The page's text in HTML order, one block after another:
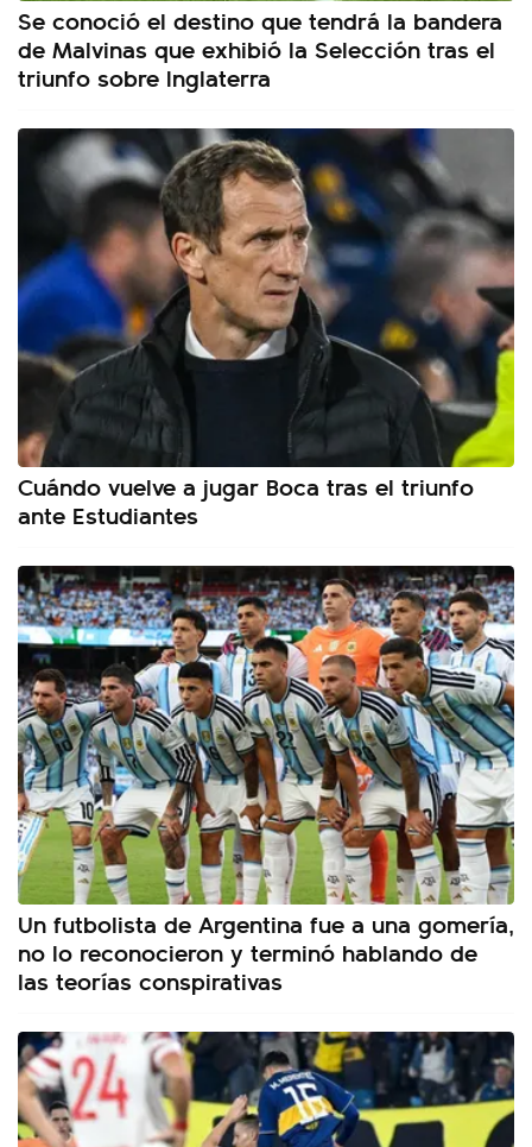
Se conoció el destino que tendrá la bandera
de Malvinas que exhibió la Selección tras el
triunfo sobre Inglaterra
Cuándo vuelve a jugar Boca tras el triunfo
ante Estudiantes
Un futbolista de Argentina fue a una gomería,
no lo reconocieron y terminó hablando de
las teorías conspirativas